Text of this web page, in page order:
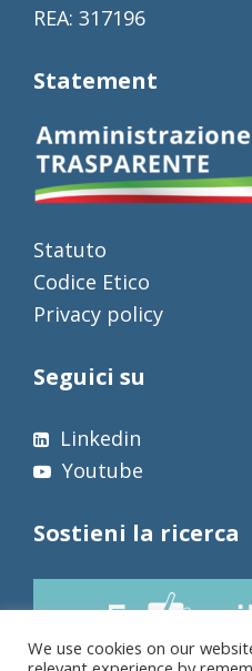
REA: 317196
Statement
Statuto
Codice Etico
Privacy policy
Seguici su
Linkedin
Youtube
Sostieni la ricerca
We use cookies on our